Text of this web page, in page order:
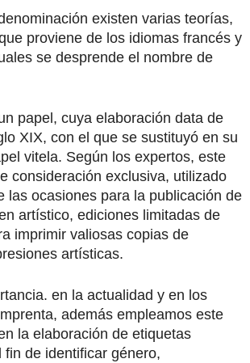
existen varias teorías,
proviene de los idiomas francés y
se desprende el nombre de
papel, cuya elaboración data de
XIX, con el que se sustituyó en su
vitela. Según los expertos, este
consideración exclusiva, utilizado
las ocasiones para la publicación de
artístico, ediciones limitadas de
imprimir valiosas copias de
artísticas.
en la actualidad y en los
además empleamos este
la elaboración de etiquetas
fin de identificar género,